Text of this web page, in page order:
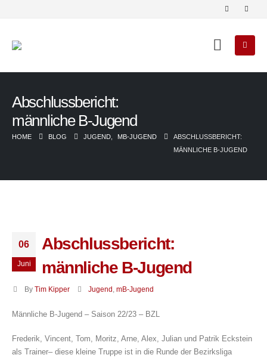
Abschlussbericht:
männliche B-Jugend
HOME BLOG JUGEND MB-JUGEND
ABSCHLUSSBERICHT:
MÄNNLICHE B-JUGEND
06
Juni
Abschlussbericht:
männliche B-Jugend
By Tim Kipper Jugend ,mB-Jugend
Männliche B-Jugend – Saison 22/23 – BZL
Frederik, Vincent, Tom, Moritz, Arne, Alex, Julian und Patrik Eckstein
als Trainer– diese kleine Truppe ist in die Runde der Bezirksliga